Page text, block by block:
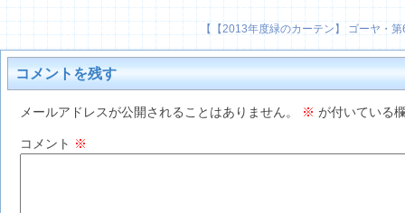
【 【2013年度緑のカーテン】 ゴーヤ・
コメントを残す
メールアドレスが公開されることはありません。 ※ が付いている
コメント ※